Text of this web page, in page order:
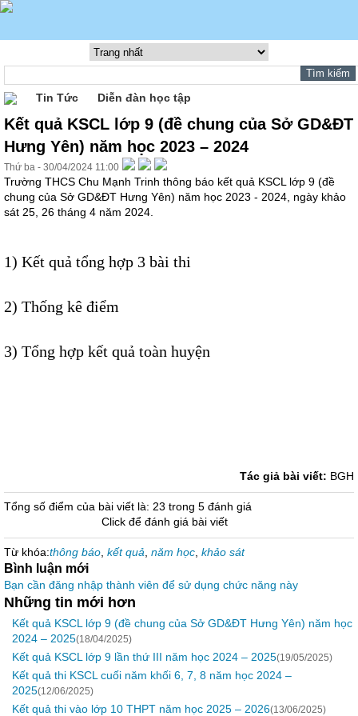
Tin Tức Diễn đàn học tập
Kết quả KSCL lớp 9 (đề chung của Sở GD&ĐT
Hưng Yên) năm học 2023 – 2024
Thứ ba - 30/04/2024 11:00
Trường THCS Chu Mạnh Trinh thông báo kết quả KSCL lớp 9 (đề
chung của Sở GD&ĐT Hưng Yên) năm học 2023 - 2024, ngày khảo
sát 25, 26 tháng 4 năm 2024.
1) Kết quả tổng hợp 3 bài thi
2) Thống kê điểm
3) Tổng hợp kết quả toàn huyện
Tác giả bài viết: BGH
Tổng số điểm của bài viết là: 23 trong 5 đánh giá
Click để đánh giá bài viết
Từ khóa:thông báo kết quả năm học khảo sát
Bình luận mới
Bạn cần đăng nhập thành viên để sử dụng chức năng này
Những tin mới hơn
Kết quả KSCL lớp 9 (đề chung của Sở GD&ĐT Hưng Yên) năm học
2024 – 2025(18/04/2025)
Kết quả KSCL lớp 9 lần thứ III năm học 2024 – 2025(19/05/2025)
Kết quả thi KSCL cuối năm khối 6, 7, 8 năm học 2024 –
2025(12/06/2025)
Kết quả thi vào lớp 10 THPT năm học 2025 – 2026(13/06/2025)